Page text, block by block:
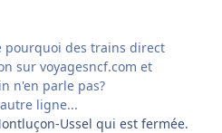
pourquoi des trains direct
sur voyagesncf.com et
n'en parle pas?
ligne...
Ussel qui est fermée.